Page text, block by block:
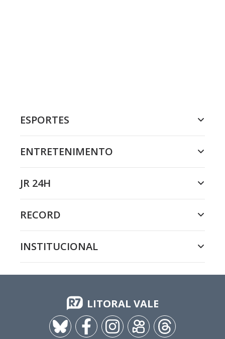
ESPORTES
ENTRETENIMENTO
JR 24H
RECORD
INSTITUCIONAL
LITORAL VALE